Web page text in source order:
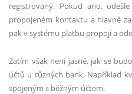
registrovaný. Pokud ano,
propojeném kontaktu a hlavně
pak v systému platbu propojí a
Zatím však není jasné, jak se
účtů u různých bank. Například
spojeným s běžným účtem.